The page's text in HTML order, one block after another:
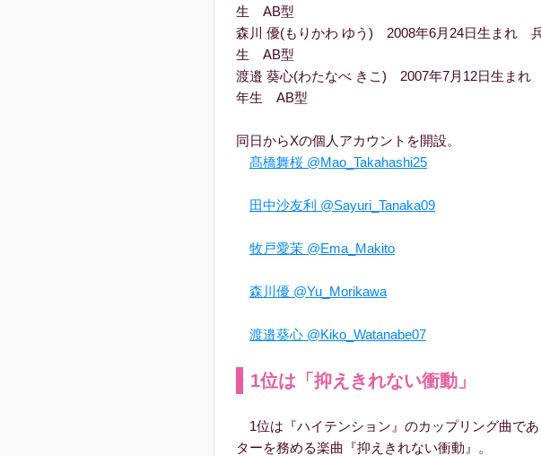
生 AB型
森川 優(もりかわ ゆう) 2008年6月24日生まれ
生 AB型
渡邉 葵⼼(わたなべ きこ) 2007年7月12日生ま
年生 AB型
同日からXの個人アカウントを開設。
髙橋舞桜 @Mao_Takahashi25
田中沙友利 @Sayuri_Tanaka09
牧戸愛茉 @Ema_Makito
森川優 @Yu_Morikawa
渡邉葵心 @Kiko_Watanabe07
1位は「抑えきれない衝動」
1位は『ハイテンション』のカップリング曲で
ターを務める楽曲『抑えきれない衝動』。